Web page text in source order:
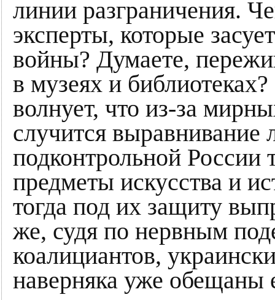
линии разграничения.
эксперты, которые
войны? Думаете,
в музеях и
волнует, что из-за
случится выравнивание
подконтрольной России
предметы искусства и
тогда под их защиту
же, судя по нервным
коалициантов,
наверняка уже обещаны